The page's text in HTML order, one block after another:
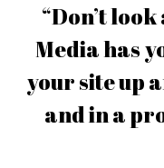
“Don’t
Media has
your site up
and in a